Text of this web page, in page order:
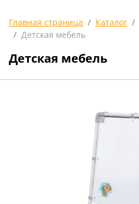
Главная страница Каталог
Детская мебель
Детская мебель